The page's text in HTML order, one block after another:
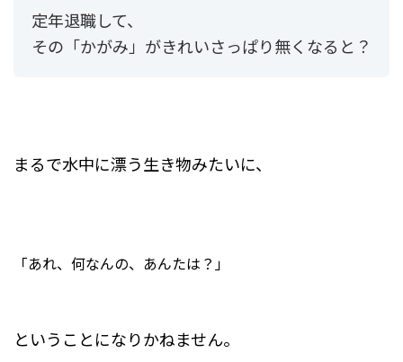
定年退職して、
その「かがみ」がきれいさっぱり無くなると？
まるで水中に漂う生き物みたいに、
「あれ、何なんの、あんたは？」
ということになりかねません。